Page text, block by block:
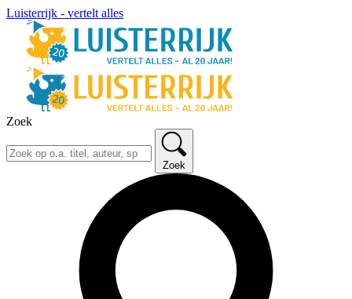
Luisterrijk - vertelt alles
Zoek
Zoek